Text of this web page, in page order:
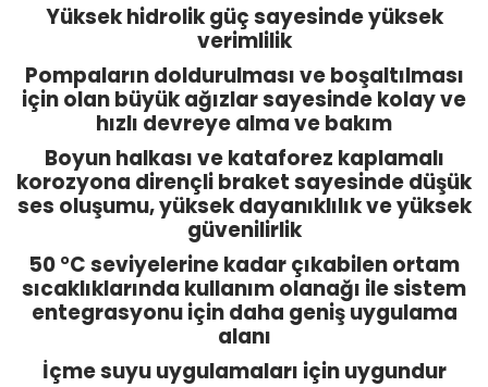
Yüksek hidrolik güç sayesinde yüksek
verimlilik
Pompaların doldurulması ve boşaltılması
için olan büyük ağızlar sayesinde kolay ve
hızlı devreye alma ve bakım
Boyun halkası ve kataforez kaplamalı
korozyona dirençli braket sayesinde düşük
ses oluşumu, yüksek dayanıklılık ve yüksek
güvenilirlik
50 °C seviyelerine kadar çıkabilen ortam
sıcaklıklarında kullanım olanağı ile sistem
entegrasyonu için daha geniş uygulama
alanı
İçme suyu uygulamaları için uygundur